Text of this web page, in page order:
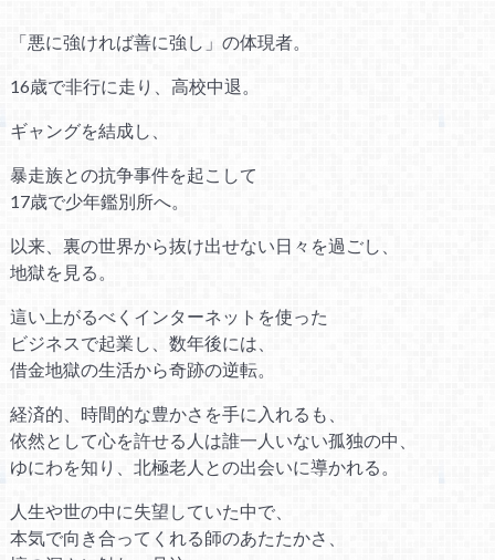
「悪に強ければ善に強し」の体現者。
16歳で非行に走り、高校中退。
ギャングを結成し、
暴走族との抗争事件を起こして
17歳で少年鑑別所へ。
以来、裏の世界から抜け出せない日々を過ごし、
地獄を見る。
這い上がるべくインターネットを使った
ビジネスで起業し、数年後には、
借金地獄の生活から奇跡の逆転。
経済的、時間的な豊かさを手に入れるも、
依然として心を許せる人は誰一人いない孤独の中、
ゆにわを知り、北極老人との出会いに導かれる。
人生や世の中に失望していた中で、
本気で向き合ってくれる師のあたたかさ、